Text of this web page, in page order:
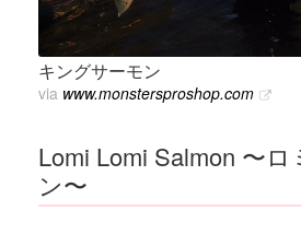
キングサーモン
via www.monstersproshop.com
Lomi Lomi Salmon 〜
ン〜